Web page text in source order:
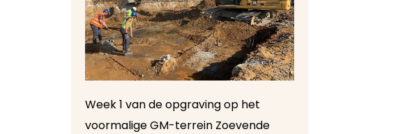
Week 1 van de opgraving op het
voormalige GM-terrein Zoevende